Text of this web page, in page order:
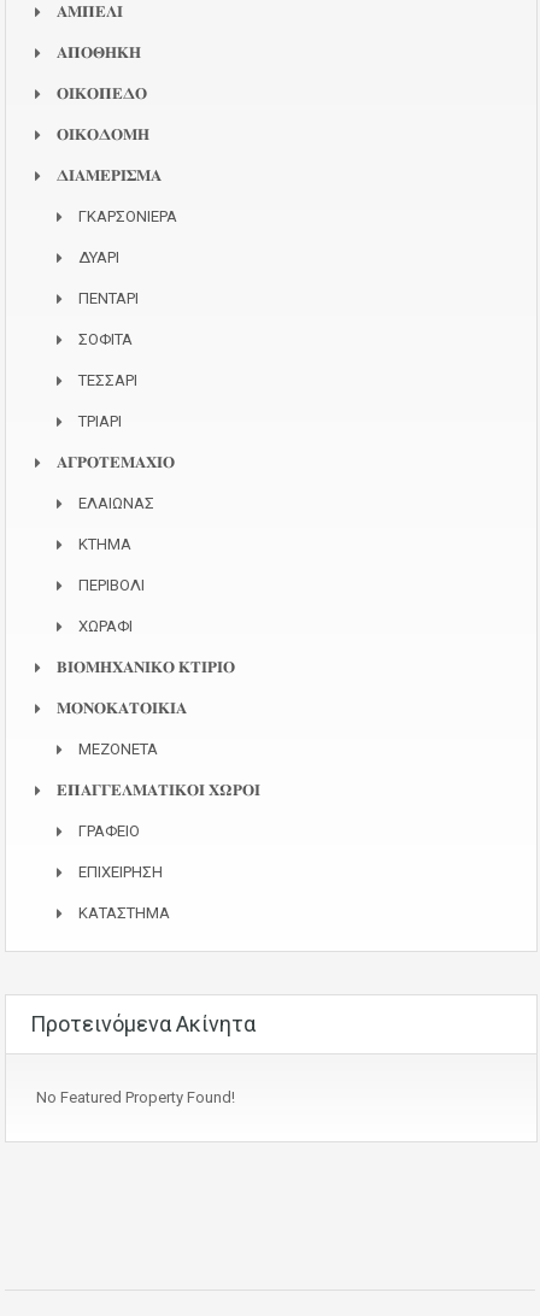
𝚨𝚳𝚷𝚬𝚲𝚰
𝚨𝚷𝚶𝚯𝚮𝚱𝚮
𝚶𝚰𝚱𝚶𝚷𝚬𝚫𝚶
𝚶𝚰𝚱𝚶𝚫𝚶𝚳𝚮
𝚫𝚰𝚨𝚳𝚬𝚸𝚰𝚺𝚳𝚨
ΓΚΑΡΣΟΝΙΕΡΑ
ΔΥΑΡΙ
ΠΕΝΤΑΡΙ
ΣΟΦΙΤΑ
ΤΕΣΣΑΡΙ
ΤΡΙΑΡΙ
𝚨𝚪𝚸𝚶𝚻𝚬𝚳𝚨𝚾𝚰𝚶
ΕΛΑΙΩΝΑΣ
ΚΤΗΜΑ
ΠΕΡΙΒΟΛΙ
ΧΩΡΑΦΙ
𝚩𝚰𝚶𝚳𝚮𝚾𝚨𝚴𝚰𝚱𝚶 𝚱𝚻𝚰𝚸𝚰𝚶
𝚳𝚶𝚴𝚶𝚱𝚨𝚻𝚶𝚰𝚱𝚰𝚨
ΜΕΖΟΝΕΤΑ
𝚬𝚷𝚨𝚪𝚪𝚬𝚲𝚳𝚨𝚻𝚰𝚱𝚶𝚰 𝚾𝛀𝚸𝚶𝚰
ΓΡΑΦΕΙΟ
ΕΠΙΧΕΙΡΗΣΗ
ΚΑΤΑΣΤΗΜΑ
Προτεινόμενα Ακίνητα
No Featured Property Found!